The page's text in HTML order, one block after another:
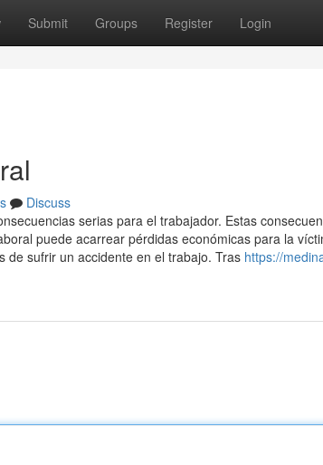
Submit Groups Register Login
Discuss
serias para el trabajador. Estas
puede acarrear pérdidas económicas para la
de sufrir un accidente en el trabajo. Tras https://